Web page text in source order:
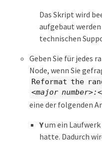
Das Skript wird
aufgebaut werden
technischen
Geben Sie für jedes
Node, wenn Sie
Reformat the
<major
eine der folgenden
Yum ein
hatte. Dadurch